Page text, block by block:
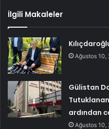
İlgili Makaleler
Ağustos 10,
Gülistan
ardından
Ağustos 10,